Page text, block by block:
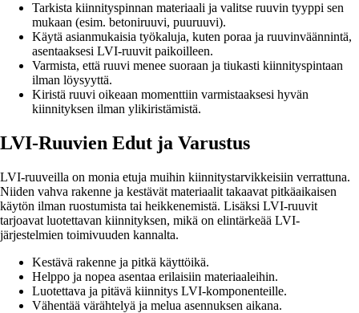
Tarkista kiinnityspinnan materiaali ja valitse ruuvin tyyppi sen
mukaan (esim. betoniruuvi, puuruuvi).
Käytä asianmukaisia työkaluja, kuten poraa ja ruuvinväännintä,
asentaaksesi LVI-ruuvit paikoilleen.
Varmista, että ruuvi menee suoraan ja tiukasti kiinnityspintaan
ilman löysyyttä.
Kiristä ruuvi oikeaan momenttiin varmistaaksesi hyvän
kiinnityksen ilman ylikiristämistä.
LVI-Ruuvien Edut ja Varustus
LVI-ruuveilla on monia etuja muihin kiinnitystarvikkeisiin verrattuna.
Niiden vahva rakenne ja kestävät materiaalit takaavat pitkäaikaisen
käytön ilman ruostumista tai heikkenemistä. Lisäksi LVI-ruuvit
tarjoavat luotettavan kiinnityksen, mikä on elintärkeää LVI-
järjestelmien toimivuuden kannalta.
Kestävä rakenne ja pitkä käyttöikä.
Helppo ja nopea asentaa erilaisiin materiaaleihin.
Luotettava ja pitävä kiinnitys LVI-komponenteille.
Vähentää värähtelyä ja melua asennuksen aikana.